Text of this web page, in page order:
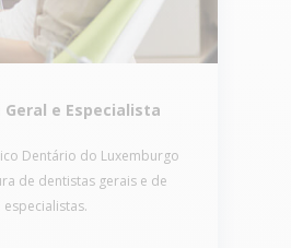
e Especialista
Dentário do Luxemburgo
de dentistas gerais e de
especialistas.